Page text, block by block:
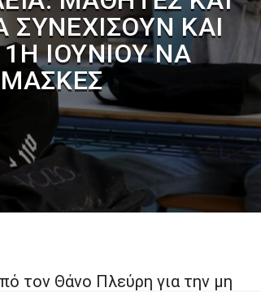
ΣΥΝΕΧΊΣΟΥΝ ΚΑΙ
ΙΟΥΝΊΟΥ ΝΑ
τον Θάνο Πλεύρη για την μη